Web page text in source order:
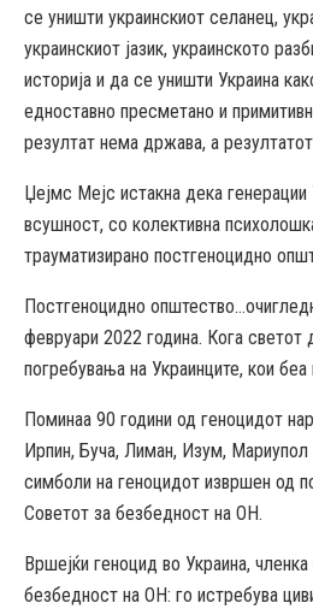
се уништи украинскиот селанец,
украинскиот јазик, украинското
историја и да се уништи Украина
едноставно пресметано и
резултат нема држава, а
Џејмс Мејс истакна дека
всушност, со колективна
трауматизирано постгеноцидно
Постгеноцидно
февруари 2022 година. Кога светот
погребувања на Украинците, кои
Поминаа 90 години од геноцидот
Ирпин, Буча, Лиман, Изум,
симболи на геноцидот извршен од
Советот за безбедност на ОН.
Вршејќи геноцид во Украина,
безбедност на ОН: го истребува